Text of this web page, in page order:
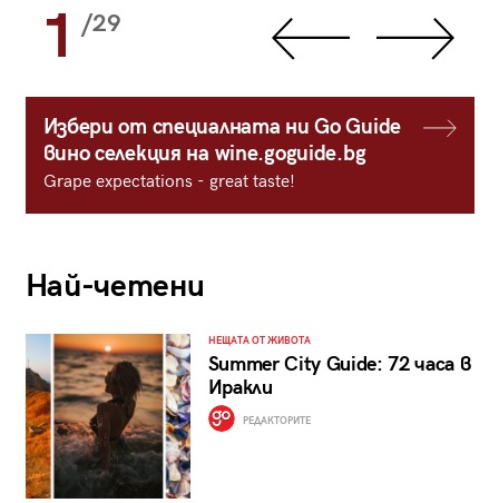
1 /29
Избери от специалната ни Go Guide
вино селекция на wine.goguide.bg
Grape expectations - great taste!
Най-четени
НЕЩАТА ОТ ЖИВОТА
Summer City Guide: 72 часа в
Иракли
РЕДАКТОРИТЕ